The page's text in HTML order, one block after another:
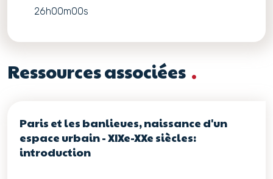
26h00m00s
Ressources associées
Paris et les banlieues, naissance d'un
espace urbain - XIXe-XXe siècles:
introduction